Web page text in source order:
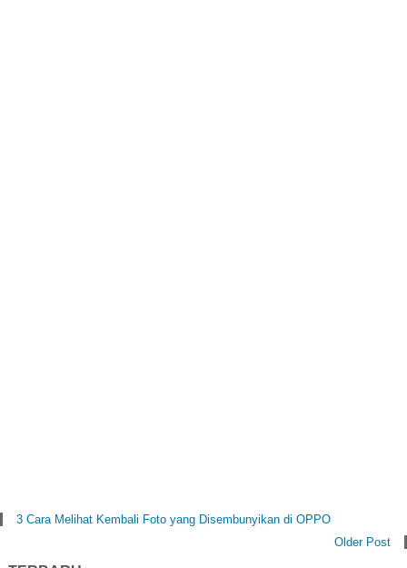
3 Cara Melihat Kembali Foto yang Disembunyikan di OPPO
Older Post